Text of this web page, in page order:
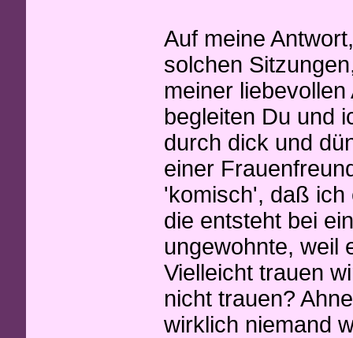
Auf meine
solchen
meiner
begleiten Du und
durch dick und
einer
'komisch', daß ich
die entsteht bei
ungewohnte, weil
Vielleicht trauen
nicht trauen?
wirklich niemand